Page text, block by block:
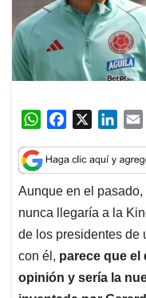
W
a
t
s
A
p
p
c
e
b
o
o
k
n
k
e
d
I
n
i
Aunque en el
nunca llegaría a la
de los presidentes de
con él, parece que el
opinión y sería la